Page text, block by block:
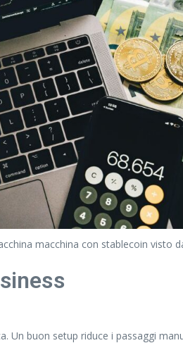
macchina con stablecoin visto
Un buon setup riduce i passaggi